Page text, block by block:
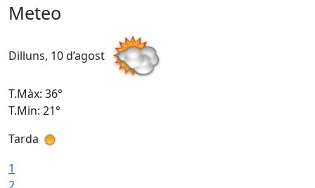
Meteo
Dilluns, 10 d’agost
T.Màx: 36°
T.Min: 21°
Tarda
1